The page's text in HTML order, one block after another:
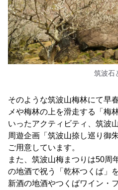
筑波石
そのような筑波山梅林にて早
メや梅林の上を滑走する「梅
いったアクティビティ、筑波
周遊企画「筑波山捺し巡り御
ご用意しています。
また、筑波山梅まつりは50周
の地酒で祝う「乾杯つくば」
新酒の地酒やつくばワイン・